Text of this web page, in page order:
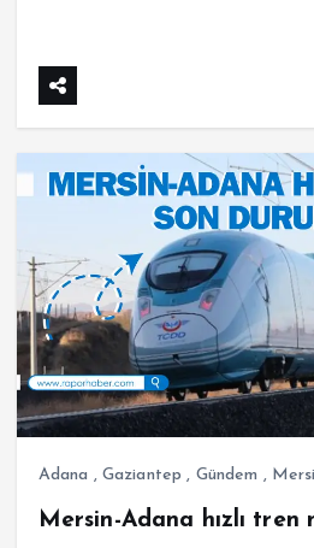
Adana , Gaziantep , Gündem ,
Mersin-Adana hızlı tren